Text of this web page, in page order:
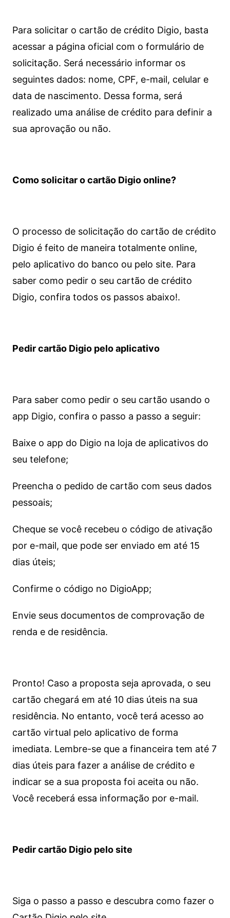
Para solicitar o cartão de crédito Digio, basta
acessar a página oficial com o formulário de
solicitação. Será necessário informar os
seguintes dados: nome, CPF, e-mail, celular e
data de nascimento. Dessa forma, será
realizado uma análise de crédito para definir a
sua aprovação ou não.
Como solicitar o cartão Digio online?
O processo de solicitação do cartão de crédito
Digio é feito de maneira totalmente online,
pelo aplicativo do banco ou pelo site. Para
saber como pedir o seu cartão de crédito
Digio, confira todos os passos abaixo!.
Pedir cartão Digio pelo aplicativo
Para saber como pedir o seu cartão usando o
app Digio, confira o passo a passo a seguir:
Baixe o app do Digio na loja de aplicativos do
seu telefone;
Preencha o pedido de cartão com seus dados
pessoais;
Cheque se você recebeu o código de ativação
por e-mail, que pode ser enviado em até 15
dias úteis;
Confirme o código no DigioApp;
Envie seus documentos de comprovação de
renda e de residência.
Pronto! Caso a proposta seja aprovada, o seu
cartão chegará em até 10 dias úteis na sua
residência. No entanto, você terá acesso ao
cartão virtual pelo aplicativo de forma
imediata. Lembre-se que a financeira tem até 7
dias úteis para fazer a análise de crédito e
indicar se a sua proposta foi aceita ou não.
Você receberá essa informação por e-mail.
Pedir cartão Digio pelo site
Siga o passo a passo e descubra como fazer o